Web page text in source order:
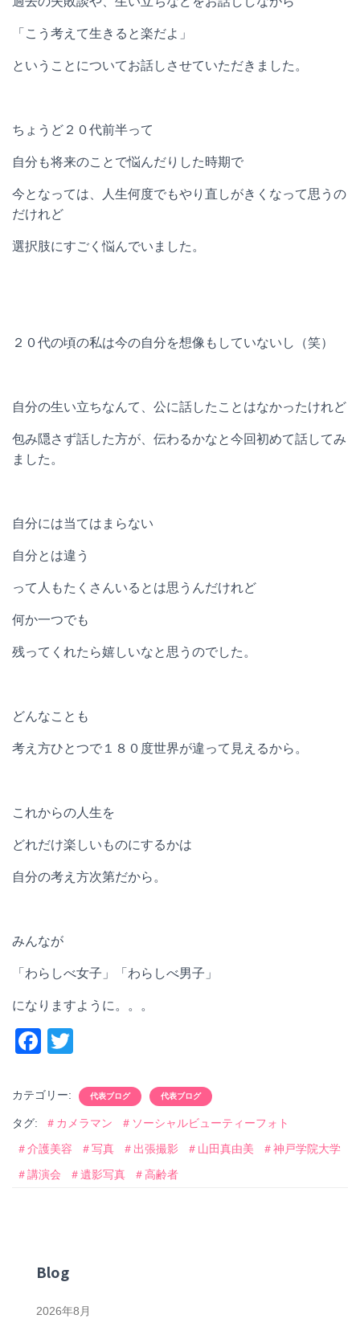
「こう考えて生きると楽だよ」
ということについてお話しさせていただきました。
ちょうど２０代前半って
自分も将来のことで悩んだりした時期で
今となっては、人生何度でもやり直しがきくなって思うの
だけれど
選択肢にすごく悩んでいました。
２０代の頃の私は今の自分を想像もしていないし（笑）
自分の生い立ちなんて、公に話したことはなかったけれど
包み隠さず話した方が、伝わるかなと今回初めて話してみ
ました。
自分には当てはまらない
自分とは違う
って人もたくさんいるとは思うんだけれど
何か一つでも
残ってくれたら嬉しいなと思うのでした。
どんなことも
考え方ひとつで１８０度世界が違って見えるから。
これからの人生を
どれだけ楽しいものにするかは
自分の考え方次第だから。
みんなが
「わらしべ女子」「わらしべ男子」
になりますように。。。
F
c
e
b
o
tt
er
カテゴリー: 代表ブログ 代表ブログ
タグ: ＃カメラマン
＃ソーシャルビューティーフォト
＃介護美容
＃写真 ＃出張撮影 ＃山田真由美
＃神戸学院大学
＃講演会
＃遺影写真 ＃高齢者
Blog
2026年8月